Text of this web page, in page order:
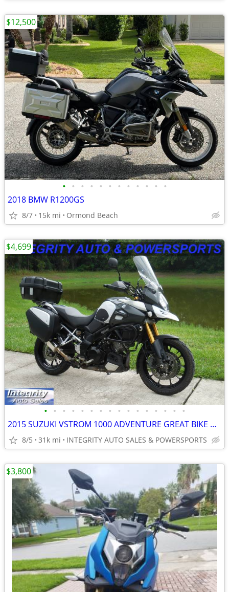
• • • • • • • • • • • •
2018 BMW R1200GS
8/7 15k mi Ormond Beach
$12,500
• • • • • • • • • • • • • • • •
2015 SUZUKI VSTROM 1000 ADVENTURE GREAT BIKE NO DEALER FEES LOOK!!!!!!
8/5 31k mi INTEGRITY AUTO SALES & POWERSPORTS
$4,699
$3,800